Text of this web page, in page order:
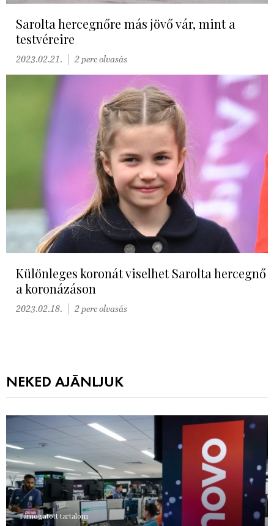
Sarolta hercegnőre más jövő vár, mint a
testvéreire
2023.02.21. 2 perc olvasás
Különleges koronát viselhet Sarolta hercegnő
a koronázáson
2023.02.18. 2 perc olvasás
NEKED AJÁNLJUK
Támogatott tartalom